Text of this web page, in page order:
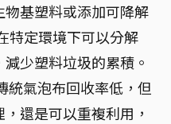
基塑料或添加可降解
特定環境下可以分解
少塑料垃圾的累積。
統氣泡布回收率低，但
還是可以重複利用，